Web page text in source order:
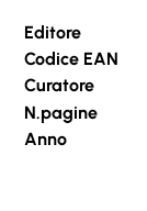
Editore
Codice EAN
Curatore
N.pagine
Anno